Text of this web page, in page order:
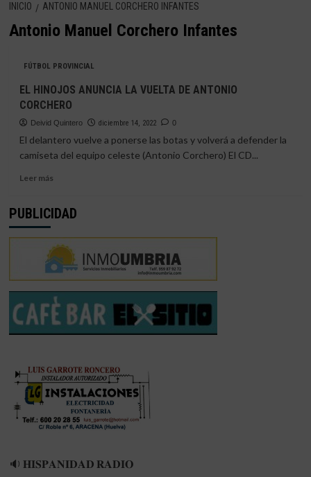
INICIO ANTONIO MANUEL CORCHERO INFANTES
Antonio Manuel Corchero Infantes
FÚTBOL PROVINCIAL
EL HINOJOS ANUNCIA LA VUELTA DE ANTONIO
CORCHERO
Deivid Quintero diciembre 14, 2022 0
El delantero vuelve a ponerse las botas y volverá a defender la
camiseta del equipo celeste (Antonio Corchero) El CD...
Leer másLeer
EL
ANUNCIA
LA
VUELTA
DE
ANTONIO
CORCHERO
PUBLICIDAD
🔉 𝐇𝐈𝐒𝐏𝐀𝐍𝐈𝐃𝐀𝐃 𝐑𝐀𝐃𝐈𝐎